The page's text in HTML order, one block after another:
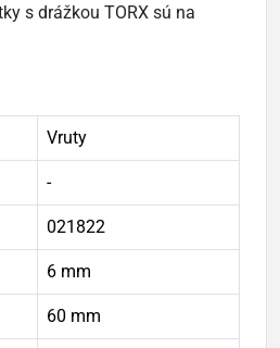
s drážkou TORX sú na
Vruty
-
021822
6 mm
60 mm